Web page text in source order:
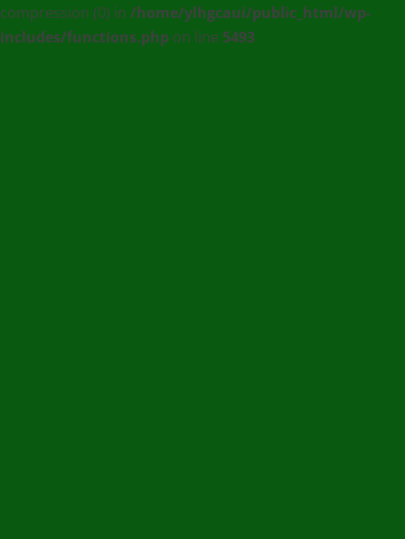
Agence
de
compression (0) in /home/ylhgcaui/public_html/wp-
includes/functions.php on line 5493